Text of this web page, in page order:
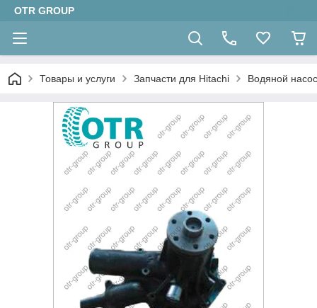
OTR GROUP
Товары и услуги Запчасти для Hitachi Водяной